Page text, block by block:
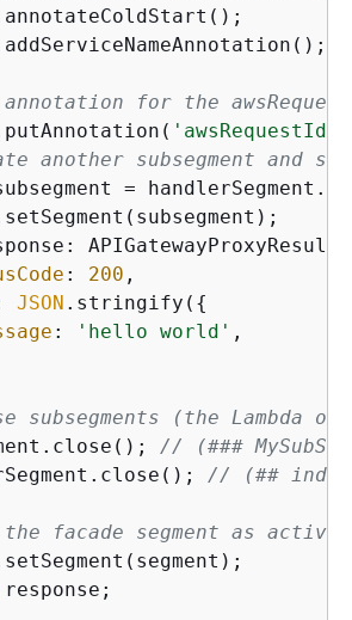
for the
'awsRequestId'
another subsegment and
=
: 200 ,
JSON .stringify( {
: 'hello world' ,
subsegments (the Lambda
// (###
// (##
facade segment as active
response;